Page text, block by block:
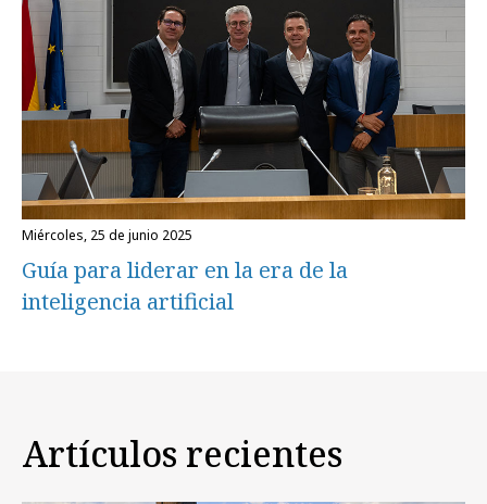
miércoles, 25 de junio 2025
Guía para liderar en la era de la
inteligencia artificial
Artículos recientes